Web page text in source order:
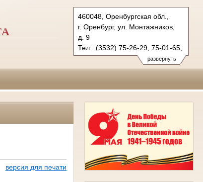
развернуть
460048, Оренбургская обл.,
г. Оренбург, ул. Монтажников,
д. 9
Тел.: (3532) 75-26-29, 75-01-65,
75-36-49
centralny.orb@sudrf.ru
версия для печати